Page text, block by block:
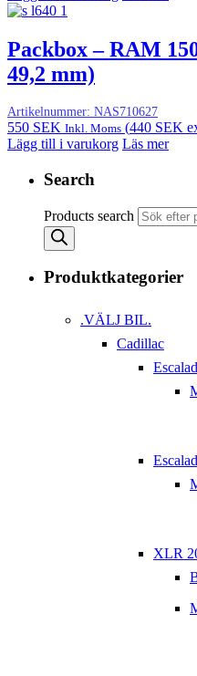
Packbox – RAM
49,2 mm)
Artikelnummer: NAS710627
550 SEK Inkl. Moms (440 SEK
Lägg till i varukorg Läs mer
Search
Products search
Produktkategorier
.VÄLJ BIL.
Cadillac
XLR